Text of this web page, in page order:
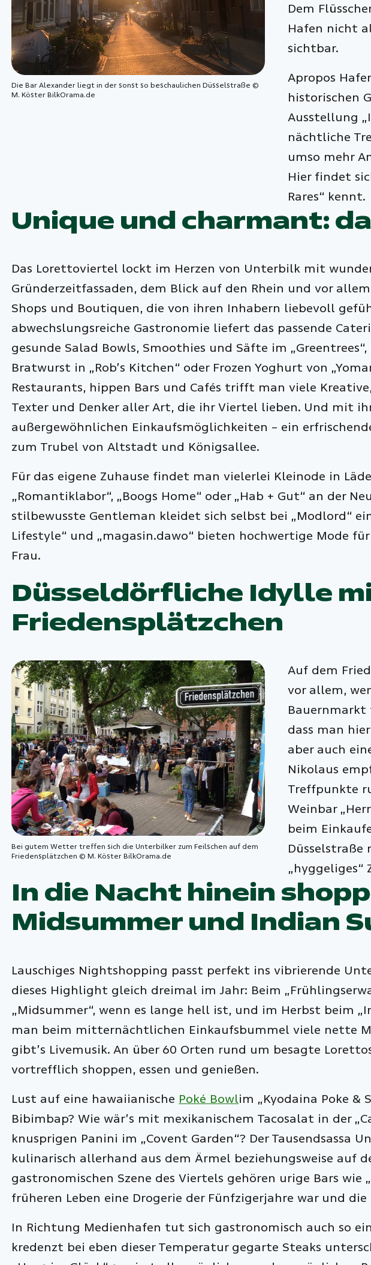
Die Bar Alexander liegt in der sonst so beschaulichen Düsselstraße ©
M. Köster BilkOrama.de
Dem
Hafen nicht
sichtbar.
Apropos
historischen
Ausstellung
nächtliche
umso mehr
Hier findet
Rares“ kennt.
Unique und charmant:
Das Lorettoviertel lockt im Herzen von Unterbilk mit
Gründerzeitfassaden, dem Blick auf den Rhein und vor
Shops und Boutiquen, die von ihren Inhabern liebevoll
abwechslungsreiche Gastronomie liefert das passende
gesunde Salad Bowls, Smoothies und Säfte im
Bratwurst in „Rob’s Kitchen“ oder Frozen Yoghurt von
Restaurants, hippen Bars und Cafés trifft man viele
Texter und Denker aller Art, die ihr Viertel lieben. Und mit
außergewöhnlichen Einkaufsmöglichkeiten – ein
zum Trubel von Altstadt und Königsallee.
Für das eigene Zuhause findet man vielerlei Kleinode in
„Romantiklabor“, „Boogs Home“ oder „Hab + Gut“ an der
stilbewusste Gentleman kleidet sich selbst bei „Modlord“
Lifestyle“ und „magasin.dawo“ bieten hochwertige Mode
Frau.
Düsseldörfliche Idylle
Friedensplätzchen
Bei gutem Wetter treffen sich die Unterbilker zum Feilschen auf dem
Friedensplätzchen © M. Köster BilkOrama.de
Auf dem
vor allem,
Bauernmarkt
dass man
aber auch
Nikolaus
Treffpunkte
Weinbar
beim
Düsselstraße
„hyggeliges“
In die Nacht hinein
Midsummer und Indian
Lauschiges Nightshopping passt perfekt ins vibrierende
dieses Highlight gleich dreimal im Jahr: Beim
„Midsummer“, wenn es lange hell ist, und im Herbst beim
man beim mitternächtlichen Einkaufsbummel viele nette
gibt’s Livemusik. An über 60 Orten rund um besagte
vortrefflich shoppen, essen und genießen.
Lust auf eine hawaiianische Poké Bowlim „Kyodaina Poke &
Bibimbap? Wie wär’s mit mexikanischem Tacosalat in der
knusprigen Panini im „Covent Garden“? Der Tausendsassa
kulinarisch allerhand aus dem Ärmel beziehungsweise auf
gastronomischen Szene des Viertels gehören urige Bars wie
früheren Leben eine Drogerie der Fünfzigerjahre war und die
In Richtung Medienhafen tut sich gastronomisch auch so
kredenzt bei eben dieser Temperatur gegarte Steaks